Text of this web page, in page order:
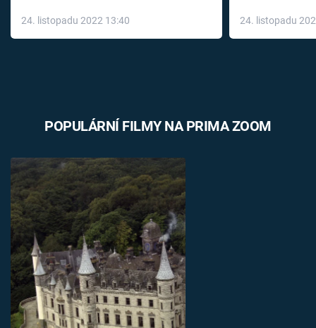
24. listopadu 2022 13:40
léky
24. listopadu
POPULÁRNÍ FILMY NA PRIMA ZOOM